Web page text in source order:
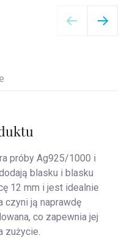
próby Ag925/1000 i
blasku i blasku
12 mm i jest idealnie
czyni ją naprawdę
co zapewnia jej
zużycie.